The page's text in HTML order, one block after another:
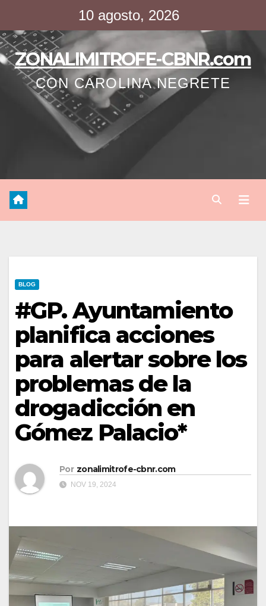
contenido
10 agosto, 2026
ZONALIMITROFE-CBNR.com
CON CAROLINA NEGRETE
BLOG
#GP. Ayuntamiento
planifica acciones
para alertar sobre los
problemas de la
drogadicción en
Gómez Palacio*
Por zonalimitrofe-cbnr.com
NOV 19, 2024